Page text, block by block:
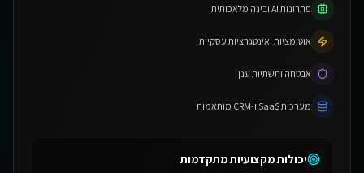
פתרונות AI ובינה מלאכותית
אוטומציות ואינטגרציות עסקיות
אבטחה ותשתיות ענן
מערכות SaaS ו-CRM מותאמות
יכולות מקצועיות מתקדמות